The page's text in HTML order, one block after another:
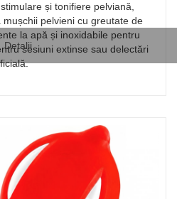
Detalii
și tonifiere pelviană,
pelvieni cu greutate de
la apă și inoxidabile pentru
sesiuni extinse sau delectări